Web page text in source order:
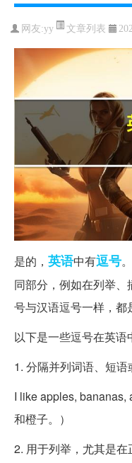
网友:yy 文章列表
是的， 英语中有逗号
同部分，例如在列举
号与汉语逗号一样，都
以下是一些逗号在英语
1. 分隔并列词语、短语
I like apples, bananas,
和橙子。）
2. 用于列举，尤其是在